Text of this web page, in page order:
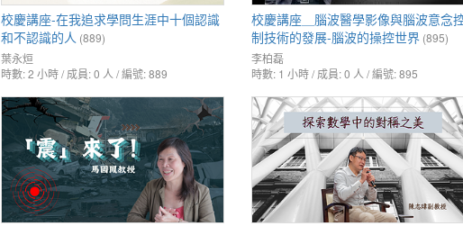
校慶講座-在我追求學問生涯中十個認識
和不認識的人 (889)
葉永烜
時數: 2 小時 / 成員: 0 人 / 編號: 889
校慶講座＿腦波醫學影像與腦波意念
制技術的發展-腦波的操控世界(895)
李柏磊
時數: 1 小時 / 成員: 0 人 / 編號: 895